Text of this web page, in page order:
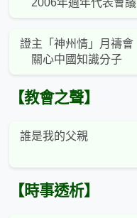
2006年週年代表會議
證主「神州情」月禱會
關心中國知識分子
【教會之聲】
誰是我的父親
【時事透析】